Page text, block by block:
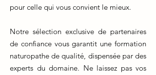
pour celle qui vous convient le mieux.
Notre sélection exclusive de partenaires
de confiance vous garantit une formation
naturopathe de qualité, dispensée par des
experts du domaine. Ne laissez pas vos